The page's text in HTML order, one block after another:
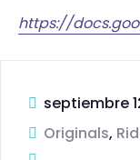
https://
septiembre
Originals,